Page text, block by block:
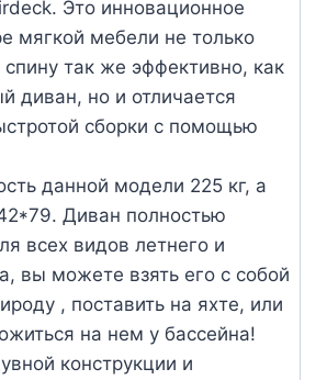
Это инновационное
мягкой мебели не только
так же эффективно, как
диван, но и отличается
сборки с помощью
данной модели 225 кг, а
Диван полностью
всех видов летнего и
вы можете взять его с собой
, поставить на яхте, или
на нем у бассейна!
конструкции и